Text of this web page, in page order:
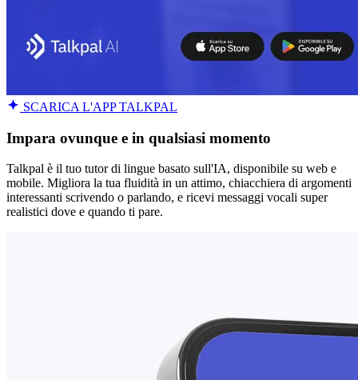
SCARICA L'APP TALKPAL
Impara ovunque e in qualsiasi momento
Talkpal è il tuo tutor di lingue basato sull'IA, disponibile su web e
mobile. Migliora la tua fluidità in un attimo, chiacchiera di argomenti
interessanti scrivendo o parlando, e ricevi messaggi vocali super
realistici dove e quando ti pare.